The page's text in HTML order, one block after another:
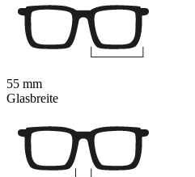
55 mm
Glasbreite